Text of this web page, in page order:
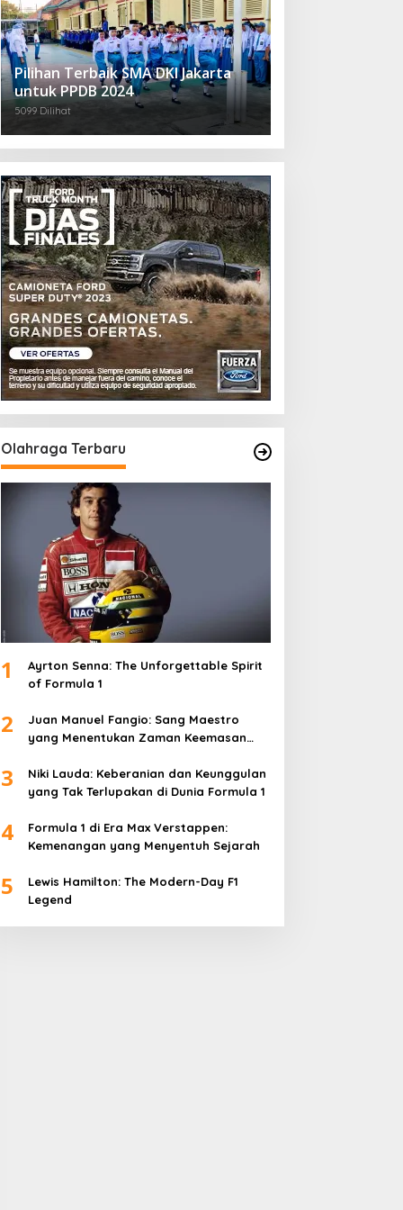
Pilihan Terbaik SMA DKI Jakarta
untuk PPDB 2024
5099 Dilihat
Olahraga Terbaru
1
Ayrton Senna: The Unforgettable Spirit
of Formula 1
2
Juan Manuel Fangio: Sang Maestro
yang Menentukan Zaman Keemasan
3
Niki Lauda: Keberanian dan Keunggulan
yang Tak Terlupakan di Dunia Formula 1
4
Formula 1 di Era Max Verstappen:
Kemenangan yang Menyentuh Sejarah
5
Lewis Hamilton: The Modern-Day F1
Legend